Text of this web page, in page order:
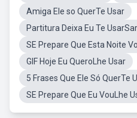
Amiga Ele so QuerTe Usar
Partitura Deixa Eu Te
SE Prepare Que Esta Noite
GIF Hoje Eu QueroLhe Usar
5 Frases Que Ele Só QuerTe
SE Prepare Que Eu VouLhe